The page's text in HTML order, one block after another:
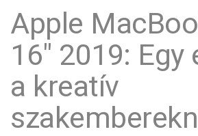
Apple
16" 2019: Egy
a kreatív